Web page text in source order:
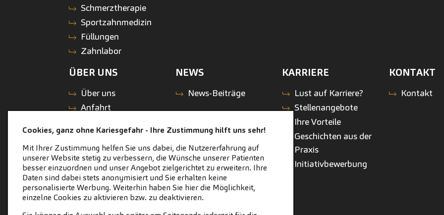
Schmerztherapie
Sportzahnmedizin
Füllungen
Zahnlabor
ÜBER UNS
Über uns
Anfahrt
Philosophie
Galerie/Impressionen
Die
Pluszahntechniker
Service
NEWS
News-Beiträge
KARRIERE
Lust auf Karriere?
Stellenangebote
Ihre Vorteile
Geschichten aus der
Praxis
Initiativbewerbung
KONTAKT
Kontakt
Cookies, ganz ohne Kariesgefahr - Ihre Zustimmung hilft uns sehr!
Mit Ihrer Zustimmung helfen Sie uns dabei, die Nutzererfahrung auf
unserer Website stetig zu verbessern, die Wünsche unserer Patienten
besser einzuordnen und unser Angebot zielgerichtet zu erweitern. Ihre
Daten sind dabei stets anonymisiert und Sie erhalten keine
personalisierte Werbung. Weiterhin haben Sie hier die Möglichkeit,
einzelne Cookies zu aktivieren bzw. zu deaktivieren.